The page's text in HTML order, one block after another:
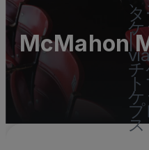
|
ケ
ス
McMahon
Auditorium